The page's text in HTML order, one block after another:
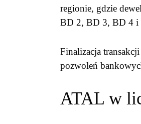
regionie, gdzie
BD 2, BD 3, BD 4 i
Finalizacja
pozwoleń
ATAL w